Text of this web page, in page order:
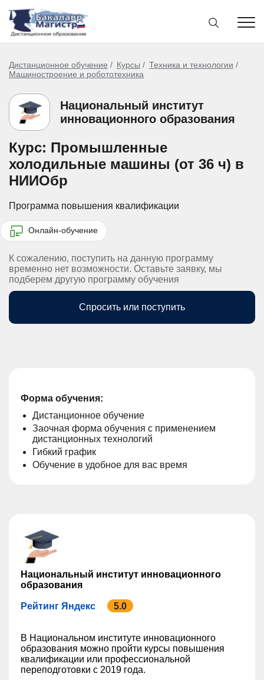
Дистанционное обучение Курсы
Техника и технологии
Машиностроение и робототехника
Национальный институт
инновационного образования
Курс: Промышленные
холодильные машины (от 36 ч) в
НИИОбр
Программа повышения квалификации
Онлайн-обучение
К сожалению, поступить на данную программу
временно нет возможности. Оставьте заявку, мы
подберем другую программу обучения
Спросить или поступить
Форма обучения:
Дистанционное обучение
Заочная форма обучения с применением
дистанционных технологий
Гибкий график
Обучение в удобное для вас время
Национальный институт инновационного
образования
Рейтинг Яндекс 5.0
В Национальном институте инновационного
образования можно пройти курсы повышения
квалификации или профессиональной
переподготовки с 2019 года.